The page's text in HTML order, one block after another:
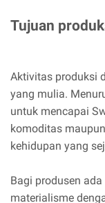
Tujuan
Aktivitas produksi
yang mulia.
untuk mencapai
komoditas
kehidupan yang
Bagi produsen
materialisme